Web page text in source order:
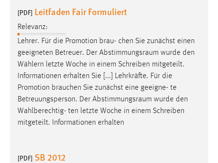
[PDF] Leitfaden Fair Formuliert
Relevanz:
Lehrer. Für die Promotion brau- chen Sie zunächst einen
geeigneten Betreuer. Der Abstimmungsraum wurde den
Wählern letzte Woche in einem Schreiben mitgeteilt.
Informationen erhalten Sie [...] Lehrkräfte. Für die
Promotion brauchen Sie zunächst eine geeigne- te
Betreuungsperson. Der Abstimmungsraum wurde den
Wahlberechtig- ten letzte Woche in einem Schreiben
mitgeteilt. Informationen erhalten
[PDF] SB 2012
MARKETING
Marketing Cookies werden von Drittanbietern
verwendet, um personalisierte Werbung anzuzeigen.
Sie tun dies, indem sie Besucher über Websites
hinweg verfolgen.
Google Ads
Name: